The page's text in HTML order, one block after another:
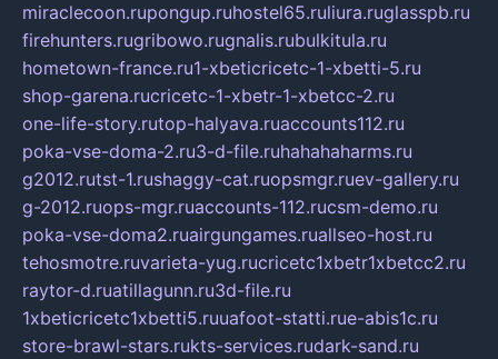
miraclecoon.rupongup.ruhostel65.ruliura.ruglasspb.ru
firehunters.rugribowo.rugnalis.rubulkitula.ru
hometown-france.ru1-xbeticricetc-1-xbetti-5.ru
shop-garena.rucricetc-1-xbetr-1-xbetcc-2.ru
one-life-story.rutop-halyava.ruaccounts112.ru
poka-vse-doma-2.ru3-d-file.ruhahahaharms.ru
g2012.rutst-1.rushaggy-cat.ruopsmgr.ruev-gallery.ru
g-2012.ruops-mgr.ruaccounts-112.rucsm-demo.ru
poka-vse-doma2.ruairgungames.ruallseo-host.ru
tehosmotre.ruvarieta-yug.rucricetc1xbetr1xbetcc2.ru
raytor-d.ruatillagunn.ru3d-file.ru
1xbeticricetc1xbetti5.ruuafoot-statti.rue-abis1c.ru
store-brawl-stars.rukts-services.rudark-sand.ru